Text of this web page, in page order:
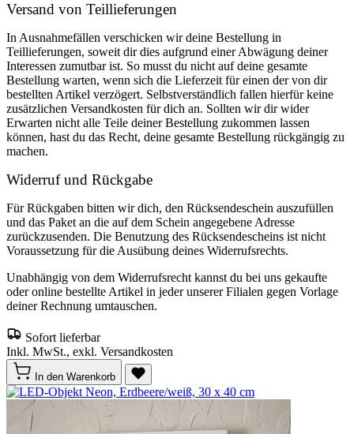
Versand von Teillieferungen
In Ausnahmefällen verschicken wir deine Bestellung in
Teillieferungen, soweit dir dies aufgrund einer Abwägung deiner
Interessen zumutbar ist. So musst du nicht auf deine gesamte
Bestellung warten, wenn sich die Lieferzeit für einen der von dir
bestellten Artikel verzögert. Selbstverständlich fallen hierfür keine
zusätzlichen Versandkosten für dich an. Sollten wir dir wider
Erwarten nicht alle Teile deiner Bestellung zukommen lassen
können, hast du das Recht, deine gesamte Bestellung rückgängig zu
machen.
Widerruf und Rückgabe
Für Rückgaben bitten wir dich, den Rücksendeschein auszufüllen
und das Paket an die auf dem Schein angegebene Adresse
zurückzusenden. Die Benutzung des Rücksendescheins ist nicht
Voraussetzung für die Ausübung deines Widerrufsrechts.
Unabhängig von dem Widerrufsrecht kannst du bei uns gekaufte
oder online bestellte Artikel in jeder unserer Filialen gegen Vorlage
deiner Rechnung umtauschen.
Sofort lieferbar
Inkl. MwSt., exkl. Versandkosten
In den Warenkorb